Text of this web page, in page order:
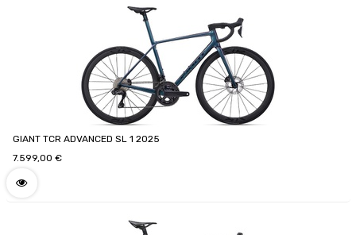
GIANT TCR ADVANCED SL 1 2025
7.599,00 €